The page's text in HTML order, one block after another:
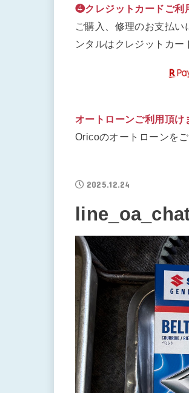
❹クレジットカードご利
ご購入、修理のお支払
ンタルはクレジットカ
オートローンご利用頂け
Oricoのオートローンをご
2025.12.24